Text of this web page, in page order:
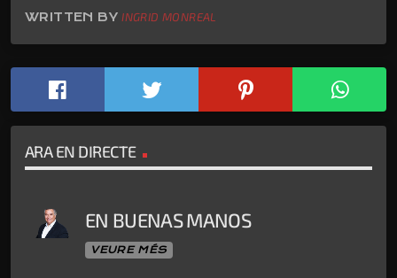
WRITTEN BYINGRID MONREAL
ARA EN DIRECTE
EN BUENAS MANOS
VEURE MÉS